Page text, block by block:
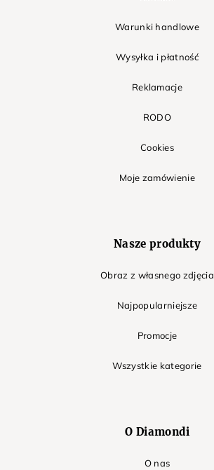
Warunki handlowe
Wysyłka i płatność
Reklamacje
RODO
Cookies
Moje zamówienie
Nasze produkty
Obraz z własnego zdjęcia
Najpopularniejsze
Promocje
Wszystkie kategorie
O Diamondi
O nas